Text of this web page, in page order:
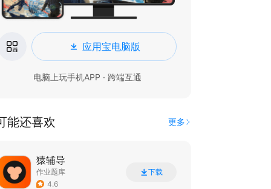
应用宝电脑版
电脑上玩手机APP · 跨端互通
能还喜欢 更多
猿辅导
作业题库
4.6
下载